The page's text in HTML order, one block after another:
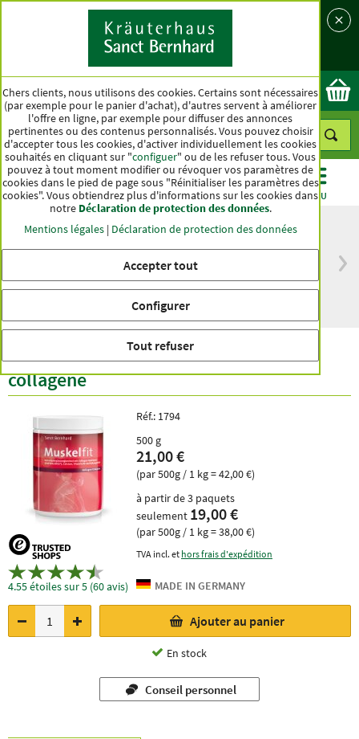
Pays
Ok
CATÉGORIES OFFRES BEST-SELLER MENU
Livraison gratuite
à partir de 50 €
pour l'Allemagne
gamme depuis
« Muskelfit » Boisson en poudre au
collagène
4.55 étoiles sur 5 (60 avis)
Réf.: 1794
500 g
21,00 €
(par 500g / 1 kg = 42,00 €)
à partir de 3 paquets
seulement 19,00 €
(par 500g / 1 kg = 38,00 €)
TVA incl. et hors frais d'expédition
Ajouter au panier
En stock
Conseil personnel
Chers clients, nous utilisons des cookies. Certains sont nécessaires
(par exemple pour le panier d'achat), d'autres servent à améliorer
l'offre en ligne, par exemple pour diffuser des annonces
pertinentes ou des contenus personnalisés. Vous pouvez choisir
d'accepter tous les cookies, d'activer individuellement les cookies
souhaités en cliquant sur "configuer" ou de les refuser tous. Vous
pouvez à tout moment modifier ou révoquer vos paramètres de
cookies dans le pied de page sous "Réinitialiser les paramètres des
cookies". Vous obtiendrez plus d'informations sur les cookies dans
notre Déclaration de protection des données.
Mentions légales| Déclaration de protection des données
Accepter tout
Configurer
Tout refuser